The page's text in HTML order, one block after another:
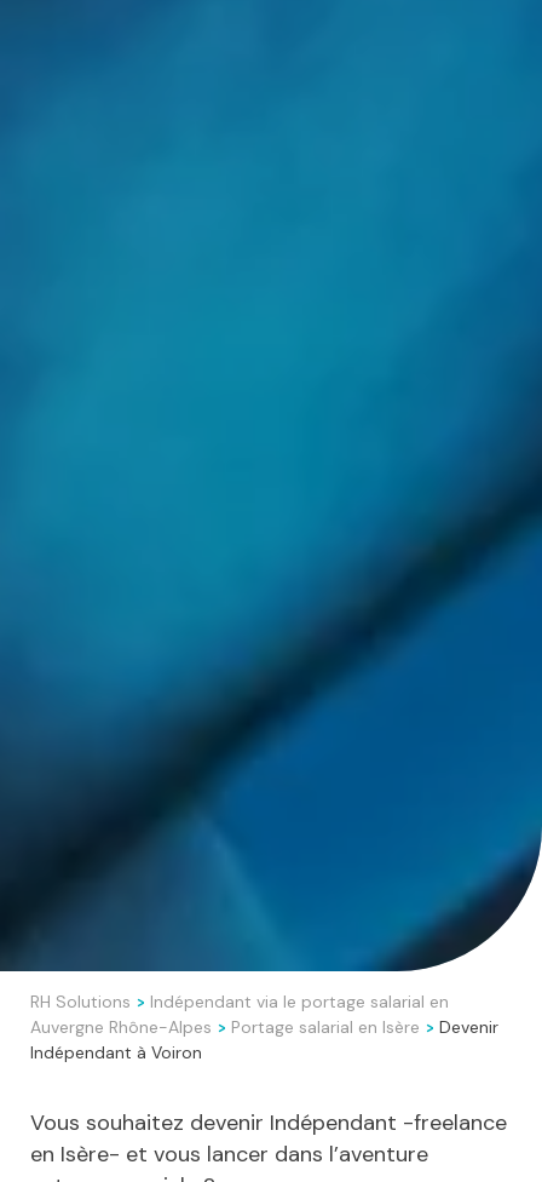
RH Solutions > Indépendant via le portage salarial en
Auvergne Rhône-Alpes > Portage salarial en Isère > Devenir
Indépendant à Voiron
Vous souhaitez devenir Indépendant -freelance
en Isère- et vous lancer dans l’aventure